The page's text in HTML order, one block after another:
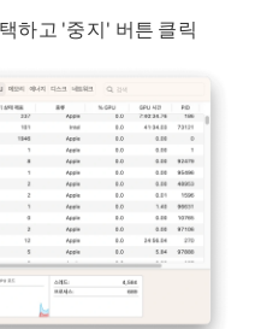
하고 '중지' 버튼 클릭